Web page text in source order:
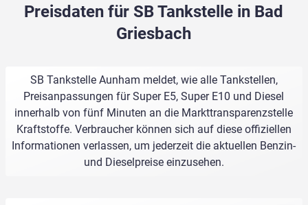
Preisdaten für SB Tankstelle in Bad
Griesbach
SB Tankstelle Aunham meldet, wie alle Tankstellen,
Preisanpassungen für Super E5, Super E10 und Diesel
innerhalb von fünf Minuten an die Markttransparenzstelle
Kraftstoffe. Verbraucher können sich auf diese offiziellen
Informationen verlassen, um jederzeit die aktuellen Benzin-
und Dieselpreise einzusehen.